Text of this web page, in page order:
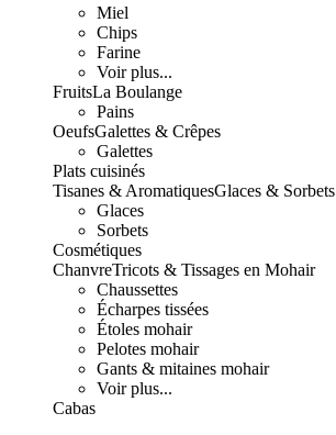
Miel
Chips
Farine
Voir plus...
FruitsLa Boulange
Pains
OeufsGalettes & Crêpes
Galettes
Plats cuisinés
Tisanes & AromatiquesGlaces & Sorbets
Glaces
Sorbets
Cosmétiques
ChanvreTricots & Tissages en Mohair
Chaussettes
Écharpes tissées
Étoles mohair
Pelotes mohair
Gants & mitaines mohair
Voir plus...
Cabas